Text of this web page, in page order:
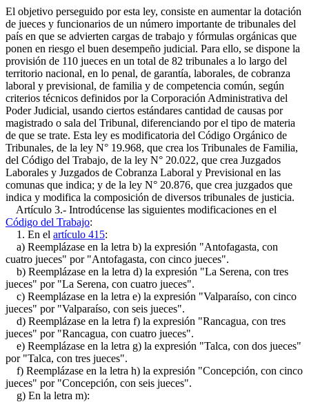
El objetivo perseguido por esta ley, consiste en aumentar la dotación
de jueces y funcionarios de un número importante de tribunales del
país en que se advierten cargas de trabajo y fórmulas orgánicas que
ponen en riesgo el buen desempeño judicial. Para ello, se dispone la
provisión de 110 jueces en un total de 82 tribunales a lo largo del
territorio nacional, en lo penal, de garantía, laborales, de cobranza
laboral y previsional, de familia y de competencia común, según
criterios técnicos definidos por la Corporación Administrativa del
Poder Judicial, usando ciertos estándares cantidad de causas por
magistrado o sala del Tribunal, diferenciando por el tipo de materia
de que se trate. Esta ley es modificatoria del Código Orgánico de
Tribunales, de la ley N° 19.968, que crea los Tribunales de Familia,
del Código del Trabajo, de la ley N° 20.022, que crea Juzgados
Laborales y Juzgados de Cobranza Laboral y Previsional en las
comunas que indica; y de la ley N° 20.876, que crea juzgados que
indica y modifica la composición de diversos tribunales de justicia.
Artículo 3.- Introdúcense las siguientes modificaciones en el
Código del Trabajo:
1. En el artículo 415:
a) Reemplázase en la letra b) la expresión "Antofagasta, con
cuatro jueces" por "Antofagasta, con cinco jueces".
b) Reemplázase en la letra d) la expresión "La Serena, con tres
jueces" por "La Serena, con cuatro jueces".
c) Reemplázase en la letra e) la expresión "Valparaíso, con cinco
jueces" por "Valparaíso, con seis jueces".
d) Reemplázase en la letra f) la expresión "Rancagua, con tres
jueces" por "Rancagua, con cuatro jueces".
e) Reemplázase en la letra g) la expresión "Talca, con dos jueces"
por "Talca, con tres jueces".
f) Reemplázase en la letra h) la expresión "Concepción, con cinco
jueces" por "Concepción, con seis jueces".
g) En la letra m):